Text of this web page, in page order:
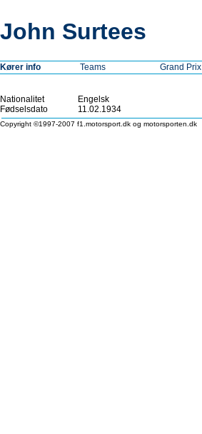
John Surtees
Kører info Teams Grand Prix
Nationalitet
Engelsk
Fødselsdato
11.02.1934
Copyright ©1997-2007 f1.motorsport.dk og motorsporten.dk